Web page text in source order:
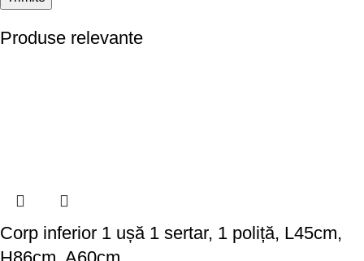
Produse relevante
Corp inferior 1 ușă 1 sertar, 1 poliță, L45cm,